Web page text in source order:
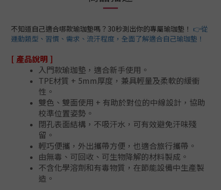
不知道自己適合哪款瑜珈墊嗎？30秒測出你的專屬瑜珈墊！ 👉從
運動類型、習慣、需求、流汗程度，全面了解適合自己瑜珈墊！
[ 產品說明 ]
入門款瑜珈墊，適合新手使用。
TPE材質 + 5mm厚度，兼具輕量及柔軟的緩衝
性。
雙色、雙面使用 + 有助於對位的中線設計，協助
校準位置姿勢。
閉孔表面結構，不吸汗水，可有效避免汗味殘
留。
輕巧便攜，外出攜帶方便，也適合旅行攜帶。
由無毒、可回收、可生物降解的材料製成。
不含化學溶劑和有毒物質，在節能設備中生產製
造。